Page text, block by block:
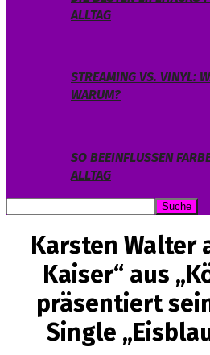
ALLTAG
STREAMING VS. VINYL:
WARUM?
SO BEEINFLUSSEN
ALLTAG
Karsten Walter
Kaiser“ aus
präsentiert
Single